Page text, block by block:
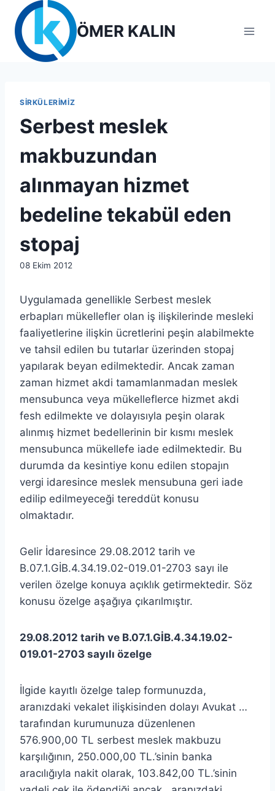
content
ÖMER KALIN
SIRKÜLERIMIZ
Serbest meslek
makbuzundan
alınmayan hizmet
bedeline tekabül eden
stopaj
By
08 Ekim 2012
Uygulamada genellikle Serbest meslek
erbapları mükellefler olan iş ilişkilerinde mesleki
faaliyetlerine ilişkin ücretlerini peşin alabilmekte
ve tahsil edilen bu tutarlar üzerinden stopaj
yapılarak beyan edilmektedir. Ancak zaman
zaman hizmet akdi tamamlanmadan meslek
mensubunca veya mükelleflerce hizmet akdi
fesh edilmekte ve dolayısıyla peşin olarak
alınmış hizmet bedellerinin bir kısmı meslek
mensubunca mükellefe iade edilmektedir. Bu
durumda da kesintiye konu edilen stopajın
vergi idaresince meslek mensubuna geri iade
edilip edilmeyeceği tereddüt konusu
olmaktadır.
Gelir İdaresince 29.08.2012 tarih ve
B.07.1.GİB.4.34.19.02-019.01-2703 sayı ile
verilen özelge konuya açıklık getirmektedir. Söz
konusu özelge aşağıya çıkarılmıştır.
29.08.2012 tarih ve B.07.1.GİB.4.34.19.02-
019.01-2703 sayılı özelge
İlgide kayıtlı özelge talep formunuzda,
aranızdaki vekalet ilişkisinden dolayı Avukat …
tarafından kurumunuza düzenlenen
576.900,00 TL serbest meslek makbuzu
karşılığının, 250.000,00 TL.’sinin banka
aracılığıyla nakit olarak, 103.842,00 TL.’sinin